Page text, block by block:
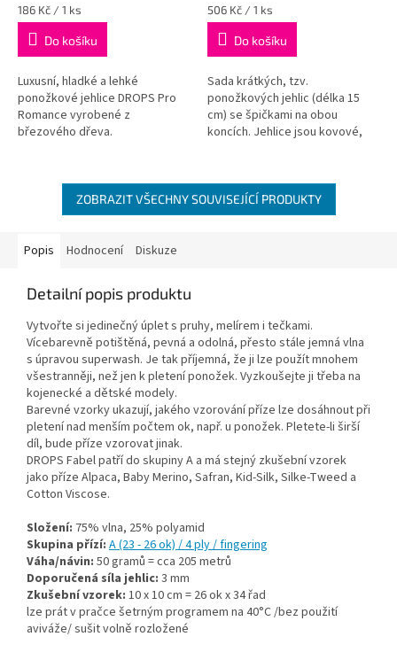
Měrná
cena:
186 Kč / 1 ks
Do košíku
Luxusní, hladké a lehké
ponožkové jehlice DROPS Pro
Romance vyrobené z
březového dřeva.
Měrná
cena:
506 Kč / 1 ks
Do košíku
Sada krátkých, tzv.
ponožkových jehlic (délka 15
cm) se špičkami na obou
koncích. Jehlice jsou kovové,
velikostech...
ZOBRAZIT VŠECHNY SOUVISEJÍCÍ PRODUKTY
Popis Hodnocení Diskuze
Detailní popis produktu
Vytvořte si jedinečný úplet s pruhy, melírem i tečkami.
Vícebarevně potištěná, pevná a odolná, přesto stále jemná vlna
s úpravou superwash. Je tak příjemná, že ji lze použít mnohem
všestranněji, než jen k pletení ponožek. Vyzkoušejte ji třeba na
kojenecké a dětské modely.
Barevné vzorky ukazují, jakého vzorování příze lze dosáhnout při
pletení nad menším počtem ok, např. u ponožek. Pletete-li širší
díl, bude příze vzorovat jinak.
DROPS Fabel patří do skupiny A a má stejný zkušební vzorek
jako příze Alpaca, Baby Merino, Safran, Kid-Silk, Silke-Tweed a
Cotton Viscose.
Složení: 75% vlna, 25% polyamid
Skupina přízí: A (23 - 26 ok) / 4 ply / fingering
Váha/návin: 50 gramů = cca 205 metrů
Doporučená síla jehlic: 3 mm
Zkušební vzorek: 10 x 10 cm = 26 ok x 34 řad
lze prát v pračce šetrným programem na 40°C /bez použití
aviváže/ sušit volně rozložené